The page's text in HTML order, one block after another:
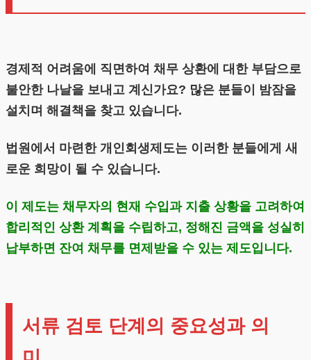
경제적 어려움에 직면하여 채무 상환에 대한 부담으로
불안한 나날을 보내고 계신가요? 많은 분들이 밤잠을
설치며 해결책을 찾고 있습니다.
법원에서 마련한 개인회생제도는 이러한 분들에게 새
로운 희망이 될 수 있습니다.
이 제도는 채무자의 현재 수입과 지출 상황을 고려하여
합리적인 상환 계획을 수립하고, 정해진 금액을 성실히
납부하면 잔여 채무를 면제받을 수 있는 제도입니다.
서류 검토 단계의 중요성과 의